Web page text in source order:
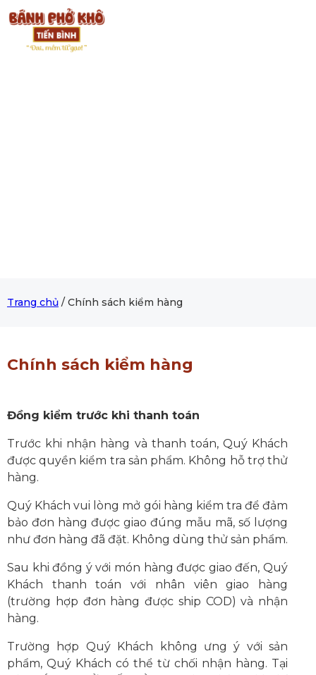
Trang chủ / Chính sách kiểm hàng
Chính sách kiểm hàng
Đồng kiểm trước khi thanh toán
Trước khi nhận hàng và thanh toán, Quý Khách
được quyền kiểm tra sản phẩm. Không hỗ trợ thử
hàng.
Quý Khách vui lòng mở gói hàng kiểm tra để đảm
bảo đơn hàng được giao đúng mẫu mã, số lượng
như đơn hàng đã đặt. Không dùng thử sản phẩm.
Sau khi đồng ý với món hàng được giao đến, Quý
Khách thanh toán với nhân viên giao hàng
(trường hợp đơn hàng được ship COD) và nhận
hàng.
Trường hợp Quý Khách không ưng ý với sản
phẩm, Quý Khách có thể từ chối nhận hàng. Tại